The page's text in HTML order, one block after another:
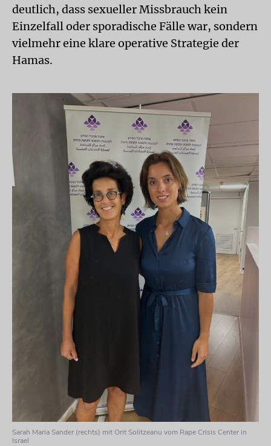
deutlich, dass sexueller Missbrauch kein
Einzelfall oder sporadische Fälle war, sondern
vielmehr eine klare operative Strategie der
Hamas.
Sarah Maria Sander (rechts) mit Orit Solitzeanu vom Rape Crisis Center in
Israel